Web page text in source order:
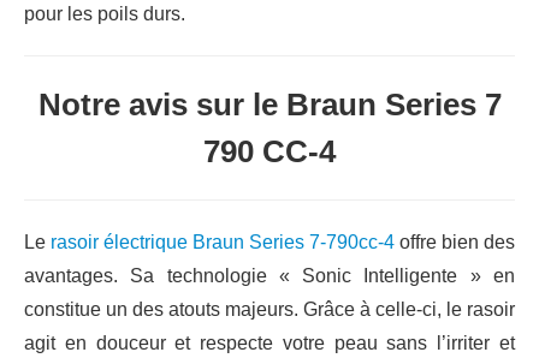
pour les poils durs.
Notre avis sur le Braun Series 7
790 CC-4
Le rasoir électrique Braun Series 7-790cc-4 offre bien des
avantages. Sa technologie « Sonic Intelligente » en
constitue un des atouts majeurs. Grâce à celle-ci, le rasoir
agit en douceur et respecte votre peau sans l’irriter et